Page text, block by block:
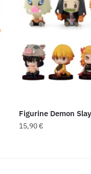
Figurine Demon
15,90€